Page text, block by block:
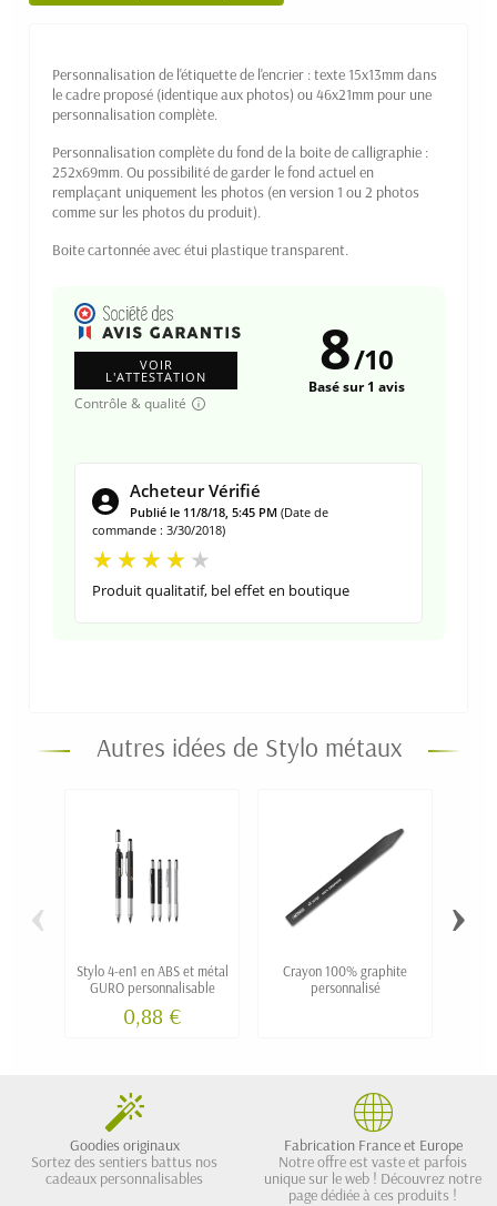
Personnalisation de l'étiquette de l'encrier : texte 15x13mm dans
le cadre proposé (identique aux photos) ou 46x21mm pour une
personnalisation complète.
Personnalisation complète du fond de la boite de calligraphie :
252x69mm. Ou possibilité de garder le fond actuel en
remplaçant uniquement les photos (en version 1 ou 2 photos
comme sur les photos du produit).
Boite cartonnée avec étui plastique transparent.
VOIR
L'ATTESTATION
Contrôle & qualité
8/10
Basé sur 1 avis
Acheteur Vérifié
Publié le 11/8/18, 5:45 PM (Date de
commande : 3/30/2018)
Produit qualitatif, bel effet en boutique
Autres idées de Stylo métaux
Stylo 4-en1 en ABS et métal
GURO personnalisable
0,88 €
Crayon 100% graphite
personnalisé
‹ ›
Goodies originaux
Sortez des sentiers battus nos
cadeaux personnalisables
Fabrication France et Europe
Notre offre est vaste et parfois
unique sur le web ! Découvrez notre
page dédiée à ces produits !